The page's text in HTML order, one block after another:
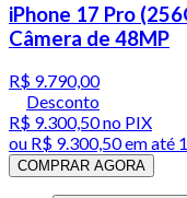
iPhone 17 Pro
Câmera de 48MP
R$ 9.790,00
Desconto
R$ 9.300,50no PIX
ou R$ 9.300,50em até
COMPRAR AGORA